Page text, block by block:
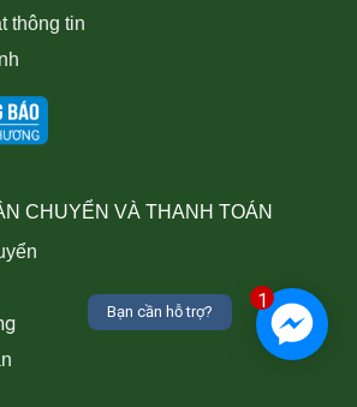
thông tin
CHUYỂN VÀ THANH TOÁN
1
Bạn cần hỗ trợ?